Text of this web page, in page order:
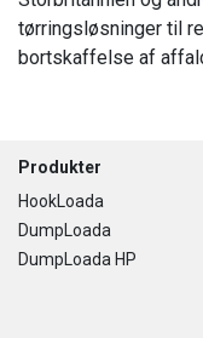
tørringsløsninger til
bortskaffelse af
Footer
Produkter
HookLoada
DumpLoada
DumpLoada HP